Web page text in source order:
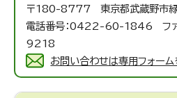
〒180-8777 東京都武蔵野市
電話番号：0422-60-1846 フ
9218
お問い合わせは専用フォーム